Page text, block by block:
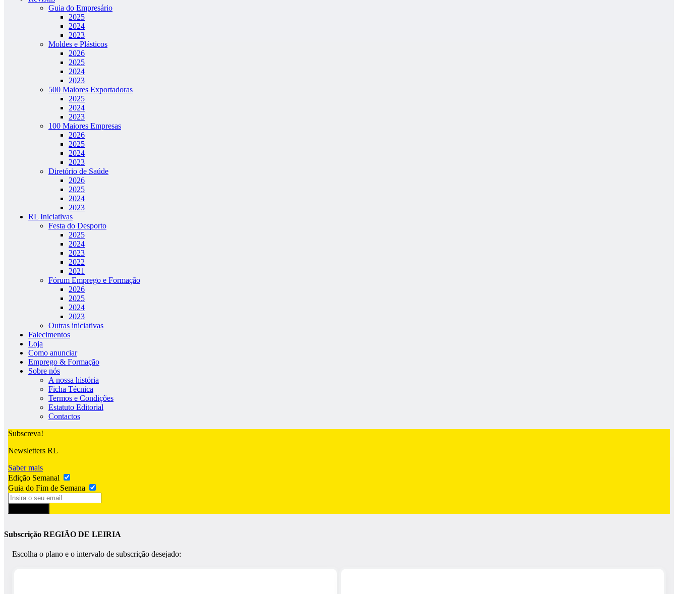
Guia do Empresário
2025
2024
2023
Moldes e Plásticos
2026
2025
2024
2023
500 Maiores Exportadoras
2025
2024
2023
100 Maiores Empresas
2026
2025
2024
2023
Diretório de Saúde
2026
2025
2024
2023
RL Iniciativas
Festa do Desporto
2025
2024
2023
2022
2021
Fórum Emprego e Formação
2026
2025
2024
2023
Outras iniciativas
Falecimentos
Loja
Como anunciar
Emprego & Formação
Sobre nós
A nossa história
Ficha Técnica
Termos e Condições
Estatuto Editorial
Contactos
Subscreva!
Newsletters RL
Saber mais
Edição Semanal
Guia do Fim de Semana
Subscrição REGIÃO DE LEIRIA
Escolha o plano e o intervalo de subscrição desejado: